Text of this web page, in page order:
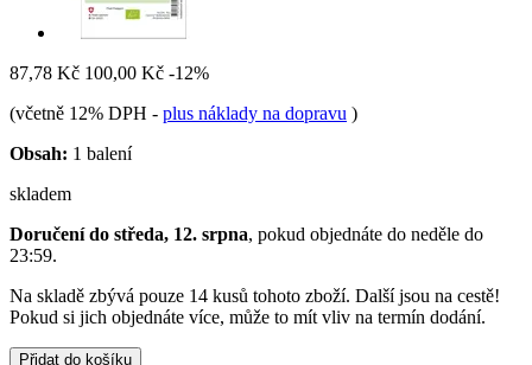
87,78 Kč 100,00 Kč -12%
(včetně 12% DPH - plus náklady na dopravu )
Obsah: 1 balení
skladem
Doručení do středa, 12. srpna, pokud objednáte do neděle do
23:59.
Na skladě zbývá pouze 14 kusů tohoto zboží. Další jsou na cestě!
Pokud si jich objednáte více, může to mít vliv na termín dodání.
Přidat do košíku